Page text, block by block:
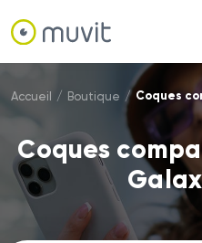
Accueil / Boutique / Coques
Coques